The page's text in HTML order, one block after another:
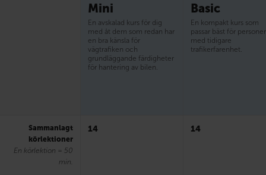
Mini
En avskalad kurs för dig
med åt dem som redan har
en bra känsla för
vägtrafiken och
grundläggande färdigheter
för hantering av bilen.
Basic
En kompakt kurs som
passar bäst för personer
med tidigare
trafikerfarenhet.
Sammanlagt
körlektioner
En körlektion = 50
min.
14 14